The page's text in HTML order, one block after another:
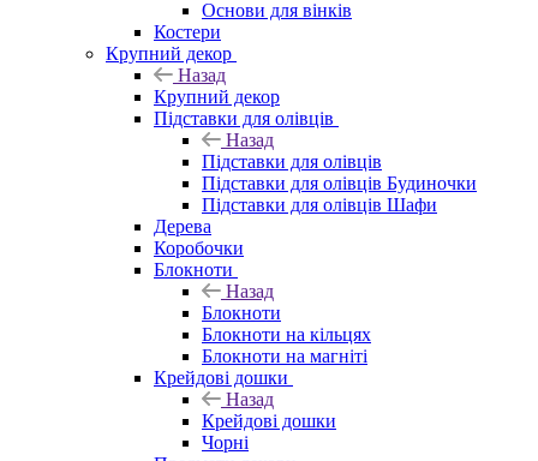
Основи для вінків
Костери
Крупний декор
Назад
Крупний декор
Підставки для олівців
Назад
Підставки для олівців
Підставки для олівців Будиночки
Підставки для олівців Шафи
Дерева
Коробочки
Блокноти
Назад
Блокноти
Блокноти на кільцях
Блокноти на магніті
Крейдові дошки
Назад
Крейдові дошки
Чорні